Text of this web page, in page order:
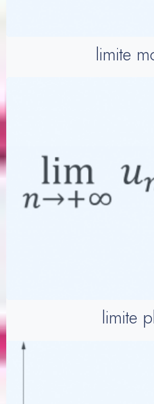
limite
limite